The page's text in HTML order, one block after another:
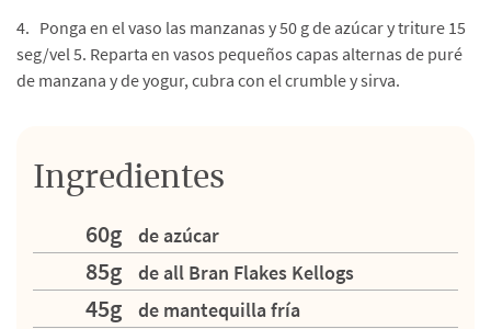
4. Ponga en el vaso las manzanas y 50 g de azúcar y triture 15
seg/vel 5. Reparta en vasos pequeños capas alternas de puré
de manzana y de yogur, cubra con el crumble y sirva.
Ingredientes
60g
de azúcar
85g de all Bran Flakes Kellogs
45g de mantequilla fría